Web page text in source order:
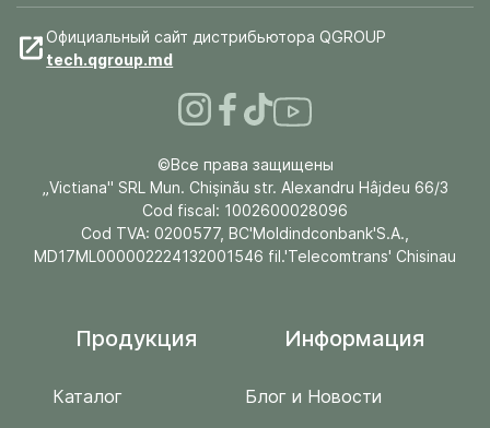
Официальный сайт дистрибьютора QGROUP
tech.qgroup.md
©Все права защищены
„Victiana" SRL Mun. Chişinău str. Alexandru Hâjdeu 66/3
Cod fiscal: 1002600028096
Cod TVA: 0200577, BC'Moldindconbank'S.A.,
MD17ML000002224132001546 fil.'Telecomtrans' Chisinau
Продукция
Каталог
Информация
Блог и Новости